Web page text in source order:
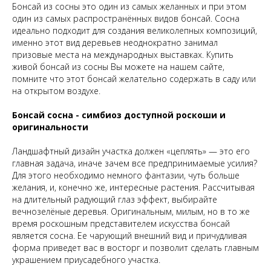
Бонсай из сосны это один из самых желанных и при этом
один из самых распространённых видов бонсай. Сосна
идеально подходит для создания великолепных композиций,
именно этот вид деревьев неоднократно занимал
призовые места на международных выставках. Купить
живой бонсай из сосны Вы можете на нашем сайте,
помните что этот бонсай желательно содержать в саду или
на открытом воздухе.
Бонсай сосна - симбиоз доступной роскоши и
оригинальности
Ландшафтный дизайн участка должен «цеплять» — это его
главная задача, иначе зачем все предпринимаемые усилия?
Для этого необходимо немного фантазии, чуть больше
желания, и, конечно же, интересные растения. Рассчитывая
на длительный радующий глаз эффект, выбирайте
вечнозелёные деревья. Оригинальным, милым, но в то же
время роскошным представителем искусства бонсай
является сосна. Ее чарующий внешний вид и причудливая
форма приведет вас в восторг и позволит сделать главным
украшением приусадебного участка.